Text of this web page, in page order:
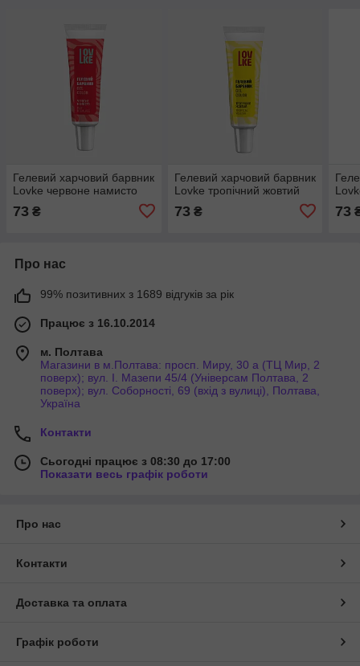
Гелевий харчовий барвник
Lovke червоне намисто
73 ₴
Гелевий харчовий барвник
Lovke тропічний жовтий
73 ₴ 73
Про нас
99% позитивних з 1689 відгуків за рік
Працює з 16.10.2014
м. Полтава
Магазини в м.Полтава: просп. Миру, 30 а (ТЦ Мир, 2
поверх); вул. І. Мазепи 45/4 (Універсам Полтава, 2
поверх); вул. Соборності, 69 (вхід з вулиці), Полтава,
Україна
Контакти
Сьогодні працює з 08:30 до 17:00
Показати весь графік роботи
Про нас
Контакти
Доставка та оплата
Графік роботи